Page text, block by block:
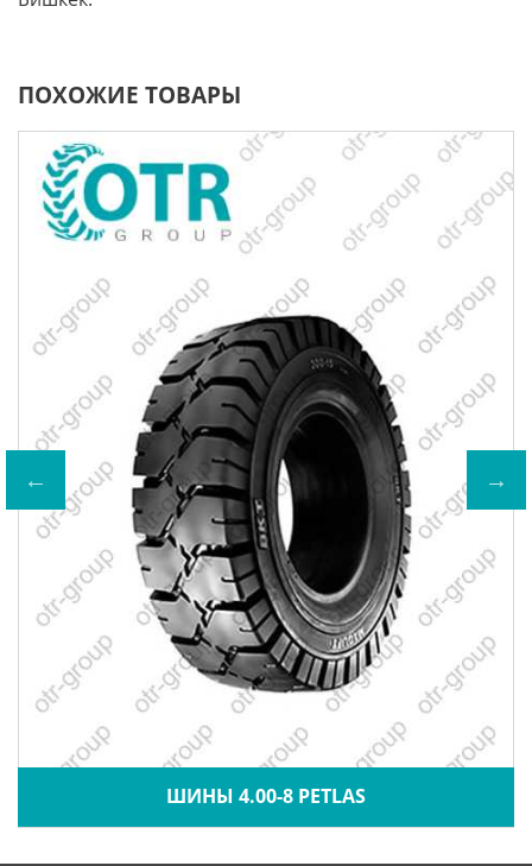
ПОХОЖИЕ ТОВАРЫ
ШИНЫ 4.00-8 PETLAS